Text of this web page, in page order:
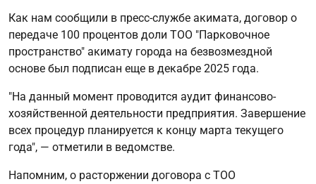
Как нам сообщили в пресс-службе акимата, договор о
передаче 100 процентов доли ТОО "Парковочное
пространство" акимату города на безвозмездной
основе был подписан еще в декабре 2025 года.
"На данный момент проводится аудит финансово-
хозяйственной деятельности предприятия. Завершение
всех процедур планируется к концу марта текущего
года", — отметили в ведомстве.
Напомним, о расторжении договора с ТОО